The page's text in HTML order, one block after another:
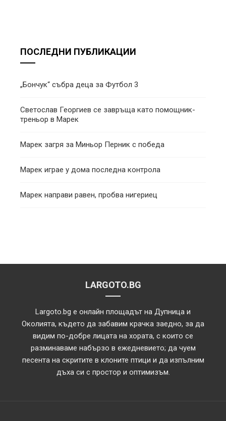
ПОСЛЕДНИ ПУБЛИКАЦИИ
„Бончук“ събра деца за Футбол 3
Светослав Георгиев се завръща като помощник-
треньор в Марек
Марек загря за Миньор Перник с победа
Марек играе у дома последна контрола
Марек направи равен, пробва нигериец
LARGOTO.BG
Largoto.bg е онлайн площадът на Дупница и
Околията, където да забавим крачка заедно, за да
видим по-добре лицата на хората, с които се
разминаваме набързо в ежедневието; да чуем
песента на скритите в клоните птици и да изпълним
дъха си с простор и оптимизъм.